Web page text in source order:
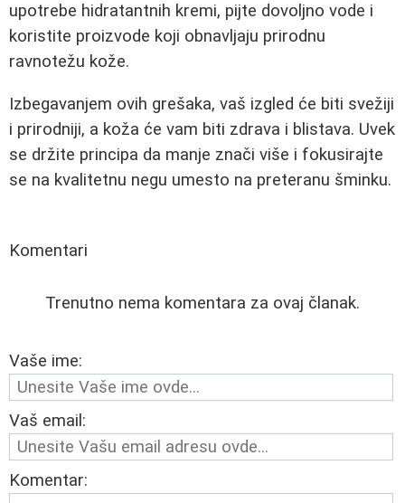
upotrebe hidratantnih kremi, pijte dovoljno vode i
koristite proizvode koji obnavljaju prirodnu
ravnotežu kože.
Izbegavanjem ovih grešaka, vaš izgled će biti svežiji
i prirodniji, a koža će vam biti zdrava i blistava. Uvek
se držite principa da manje znači više i fokusirajte
se na kvalitetnu negu umesto na preteranu šminku.
Komentari
Trenutno nema komentara za ovaj članak.
Vaše ime:
Vaš email:
Komentar: